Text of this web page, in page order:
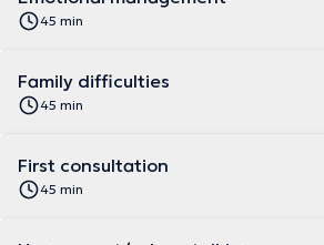
45 min
Family difficulties
45 min
First consultation
45 min